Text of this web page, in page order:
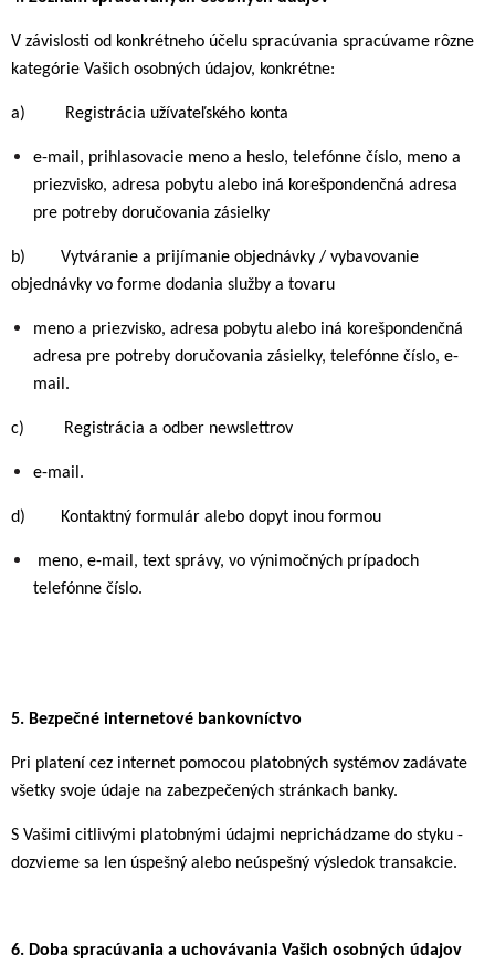
V závislosti od konkrétneho účelu spracúvania spracúvame rôzne
kategórie Vašich osobných údajov, konkrétne:
a) Registrácia užívateľského konta
e-mail, prihlasovacie meno a heslo, telefónne číslo, meno a
priezvisko, adresa pobytu alebo iná korešpondenčná adresa
pre potreby doručovania zásielky
b) Vytváranie a prijímanie objednávky / vybavovanie
objednávky vo forme dodania služby a tovaru
meno a priezvisko, adresa pobytu alebo iná korešpondenčná
adresa pre potreby doručovania zásielky, telefónne číslo, e-
mail.
c) Registrácia a odber newslettrov
e-mail.
d) Kontaktný formulár alebo dopyt inou formou
meno, e-mail, text správy, vo výnimočných prípadoch
telefónne číslo.
5. Bezpečné internetové bankovníctvo
Pri platení cez internet pomocou platobných systémov zadávate
všetky svoje údaje na zabezpečených stránkach banky.
S Vašimi citlivými platobnými údajmi neprichádzame do styku -
dozvieme sa len úspešný alebo neúspešný výsledok transakcie.
6. Doba spracúvania a uchovávania Vašich osobných údajov